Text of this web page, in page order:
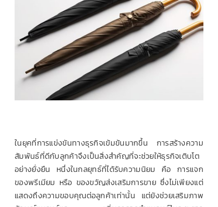
ติดต่อเรา
ในยุคที่การแข่งขันทางธุรกิจเข้มข้นมากขึ้น การสร้างความ
สัมพันธ์ที่ดีกับลูกค้าจึงเป็นสิ่งสำคัญที่จะช่วยให้ธุรกิจเติบโต
อย่างยั่งยืน หนึ่งในกลยุทธ์ที่ได้รับความนิยม คือ การแจก
ของพรีเมียม หรือ ของขวัญส่งเสริมการขาย ซึ่งไม่เพียงแต่
แสดงถึงความขอบคุณต่อลูกค้าเท่านั้น แต่ยังช่วยเสริมภาพ